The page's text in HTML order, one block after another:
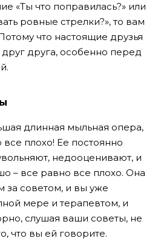
«Ты что поправилась?» или
ровные стрелки?», то вам
что настоящие друзья
друга, особенно перед
длинная мыльная опера,
плохо! Ее постоянно
недооценивают, и
– все равно все плохо. Она
за советом, и вы уже
мере и терапевтом, и
слушая ваши советы, не
что вы ей говорите.